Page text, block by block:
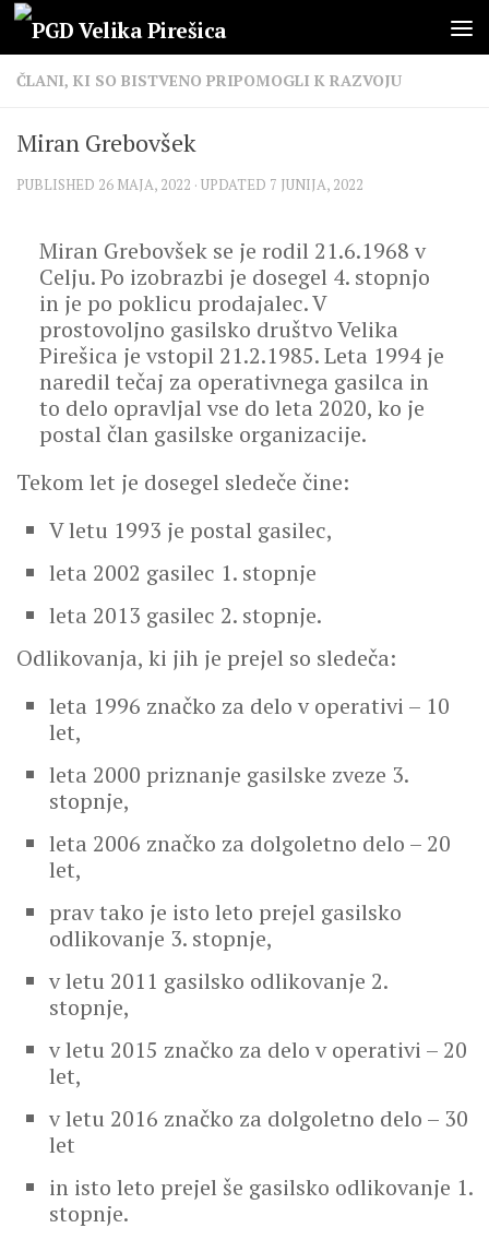
Skip to content
ČLANI, KI SO BISTVENO PRIPOMOGLI K RAZVOJU
Miran Grebovšek
PUBLISHED 26 MAJA, 2022 · UPDATED 7 JUNIJA, 2022
Miran Grebovšek se je rodil 21.6.1968 v
Celju. Po izobrazbi je dosegel 4. stopnjo
in je po poklicu prodajalec. V
prostovoljno gasilsko društvo Velika
Pirešica je vstopil 21.2.1985. Leta 1994 je
naredil tečaj za operativnega gasilca in
to delo opravljal vse do leta 2020, ko je
postal član gasilske organizacije.
Tekom let je dosegel sledeče čine:
V letu 1993 je postal gasilec,
leta 2002 gasilec 1. stopnje
leta 2013 gasilec 2. stopnje.
Odlikovanja, ki jih je prejel so sledeča:
leta 1996 značko za delo v operativi – 10
let,
leta 2000 priznanje gasilske zveze 3.
stopnje,
leta 2006 značko za dolgoletno delo – 20
let,
prav tako je isto leto prejel gasilsko
odlikovanje 3. stopnje,
v letu 2011 gasilsko odlikovanje 2.
stopnje,
v letu 2015 značko za delo v operativi – 20
let,
v letu 2016 značko za dolgoletno delo – 30
let
in isto leto prejel še gasilsko odlikovanje 1.
stopnje.